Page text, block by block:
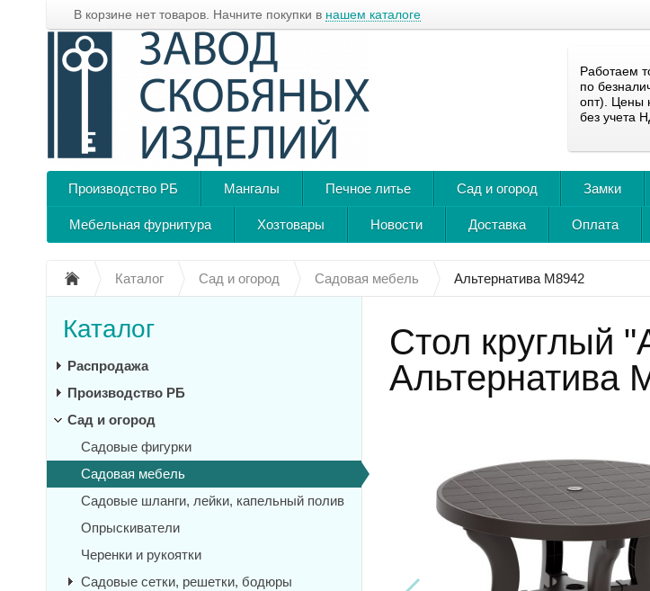
В корзине нет товаров. Начните покупки в нашем каталоге
Работаем
по
опт). Цены
без учета
Производство РБ Мангалы Печное литье Сад и огород Замки
Мебельная фурнитура Хозтовары Новости Доставка Оплата
Каталог Сад и огород Садовая мебель Альтернатива М8942
Стол круглый
Альтернатива
Каталог
Распродажа
Производство РБ
Сад и огород
Садовые фигурки
Садовая мебель
Садовые шланги, лейки, капельный полив
Опрыскиватели
Черенки и рукоятки
Садовые сетки, решетки, бодюры